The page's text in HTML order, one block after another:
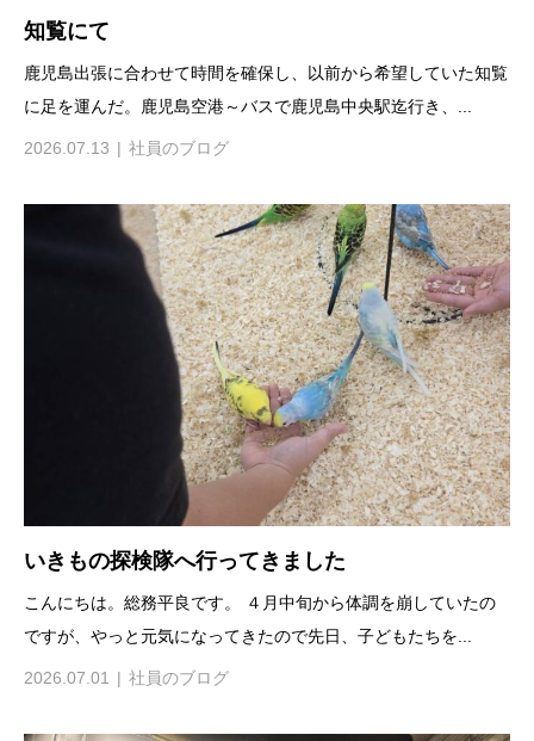
知覧にて
鹿児島出張に合わせて時間を確保し、以前から希望していた知覧
に足を運んだ。鹿児島空港～バスで鹿児島中央駅迄行き、...
2026.07.13 社員のブログ
いきもの探検隊へ行ってきました
こんにちは。総務平良です。 ４月中旬から体調を崩していたの
ですが、やっと元気になってきたので先日、子どもたちを...
2026.07.01 社員のブログ